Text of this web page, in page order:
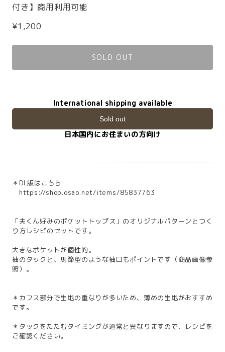
付き】商用利用可能
¥1,200
SOLD OUT
International shipping available
Sold out
日本国内にお住まいの方向け
＊DL版はこちら
https://shop.osao.net/items/85837763
「夫くん好みのポケットトップス」のオリジナルパターンとつく
り方レシピのセットです。
大きなポケットが個性的。
袖のタックと、馬蹄型のような袖口もポイントです（商品画像参
照）。
＊カフス部分で生地の重なりが多いため、薄めの生地がおすすめ
です。
＊タックをたたむタイミングが通常と異なりますので、レシピを
ご確認ください。